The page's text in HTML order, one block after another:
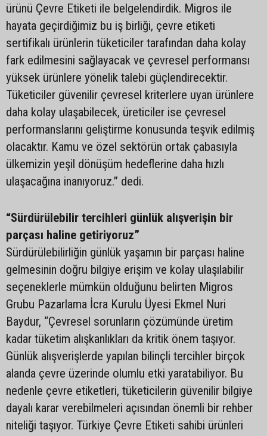
ürünü Çevre Etiketi ile belgelendirdik. Migros ile
hayata geçirdiğimiz bu iş birliği, çevre etiketi
sertifikalı ürünlerin tüketiciler tarafından daha kolay
fark edilmesini sağlayacak ve çevresel performansı
yüksek ürünlere yönelik talebi güçlendirecektir.
Tüketiciler güvenilir çevresel kriterlere uyan ürünlere
daha kolay ulaşabilecek, üreticiler ise çevresel
performanslarını geliştirme konusunda teşvik edilmiş
olacaktır. Kamu ve özel sektörün ortak çabasıyla
ülkemizin yeşil dönüşüm hedeflerine daha hızlı
ulaşacağına inanıyoruz.” dedi.
“Sürdürülebilir tercihleri günlük alışverişin bir
parçası haline getiriyoruz”
Sürdürülebilirliğin günlük yaşamın bir parçası haline
gelmesinin doğru bilgiye erişim ve kolay ulaşılabilir
seçeneklerle mümkün olduğunu belirten Migros
Grubu Pazarlama İcra Kurulu Üyesi Ekmel Nuri
Baydur, “Çevresel sorunların çözümünde üretim
kadar tüketim alışkanlıkları da kritik önem taşıyor.
Günlük alışverişlerde yapılan bilinçli tercihler birçok
alanda çevre üzerinde olumlu etki yaratabiliyor. Bu
nedenle çevre etiketleri, tüketicilerin güvenilir bilgiye
dayalı karar verebilmeleri açısından önemli bir rehber
niteliği taşıyor. Türkiye Çevre Etiketi sahibi ürünleri